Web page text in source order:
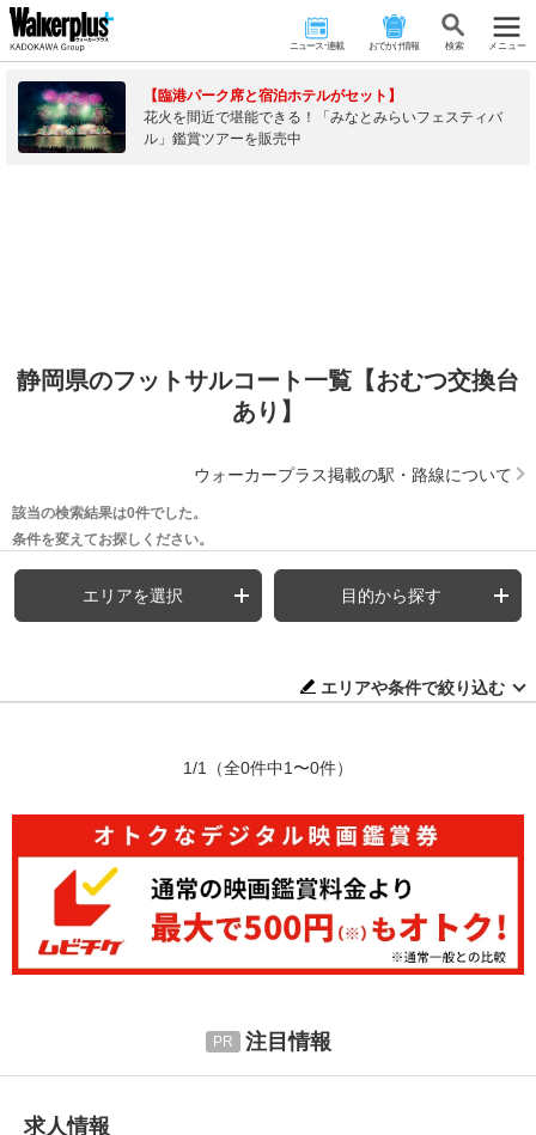
ニュース･連載 おでかけ情報 検 索 メニュー
【臨港パーク席と宿泊ホテルがセット】
花火を間近で堪能できる！「みなとみらいフェスティバ
ル」鑑賞ツアーを販売中
静岡県のフットサルコート一覧【おむつ交換台
あり】
ウォーカープラス掲載の駅・路線について
該当の検索結果は0件でした。
条件を変えてお探しください。
エリアを選択 目的から探す
エリアや条件で絞り込む
1/1 （全0件中1〜0件）
注目情報
求人情報